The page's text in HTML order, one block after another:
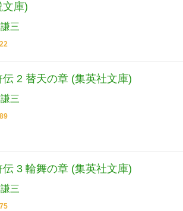
文庫)
三
伝 2 替天の章 (集英社文庫)
三
伝 3 輪舞の章 (集英社文庫)
三